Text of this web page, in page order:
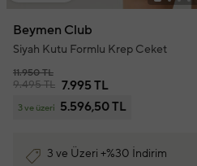
Beymen Club
Siyah Kutu Formlu Krep Ceket
11.950 TL
9.495 TL 7.995 TL
3 ve üzeri 5.596,50 TL
3 ve Üzeri +%30 İndirim